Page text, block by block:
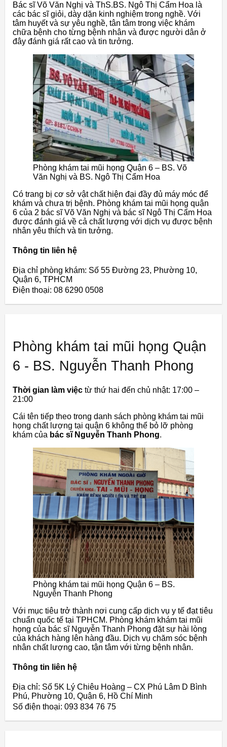
Bác sĩ Võ Văn Nghị và ThS.BS. Ngô Thị Cẩm Hoa là
các bác sĩ giỏi, dày dặn kinh nghiệm trong nghề. Với
tâm huyết và sự yêu nghề, tân tâm trong việc khám
chữa bệnh cho từng bệnh nhân và được người dân ở
đây đánh giá rất cao và tin tưởng.
Phòng khám tai mũi họng Quận 6 – BS. Võ
Văn Nghị và BS. Ngô Thị Cẩm Hoa
Có trang bị cơ sở vật chất hiện đại đầy đủ máy móc để
khám và chưa trị bệnh. Phòng khám tai mũi họng quận
6 của 2 bác sĩ Võ Văn Nghị và bác sĩ Ngô Thị Cẩm Hoa
được đánh giá về cả chất lượng với dịch vụ được bệnh
nhân yêu thích và tin tưởng.
Thông tin liên hệ
Địa chỉ phòng khám: Số 55 Đường 23, Phường 10,
Quận 6, TPHCM
Điện thoại: 08 6290 0508
Phòng khám tai mũi họng Quận
6 - BS. Nguyễn Thanh Phong
Thời gian làm việc từ thứ hai đến chủ nhật: 17:00 –
21:00
Cái tên tiếp theo trong danh sách phòng khám tai mũi
họng chất lượng tại quận 6 không thể bỏ lỡ phòng
khám của bác sĩ Nguyễn Thanh Phong.
Phòng khám tai mũi họng Quận 6 – BS.
Nguyễn Thanh Phong
Với mục tiêu trở thành nơi cung cấp dịch vụ y tế đạt tiêu
chuẩn quốc tế tại TPHCM. Phòng khám khám tai mũi
họng của bác sĩ Nguyễn Thanh Phong đặt sự hài lòng
của khách hàng lên hàng đầu. Dịch vụ chăm sóc bệnh
nhân chất lượng cao, tận tâm với từng bệnh nhân.
Thông tin liên hệ
Địa chỉ: Số 5K Lý Chiêu Hoàng – CX Phú Lâm D Bình
Phú, Phường 10, Quận 6, Hồ Chí Minh
Số điện thoại: 093 834 76 75